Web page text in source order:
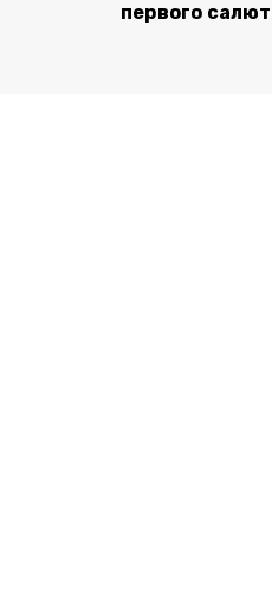
первого